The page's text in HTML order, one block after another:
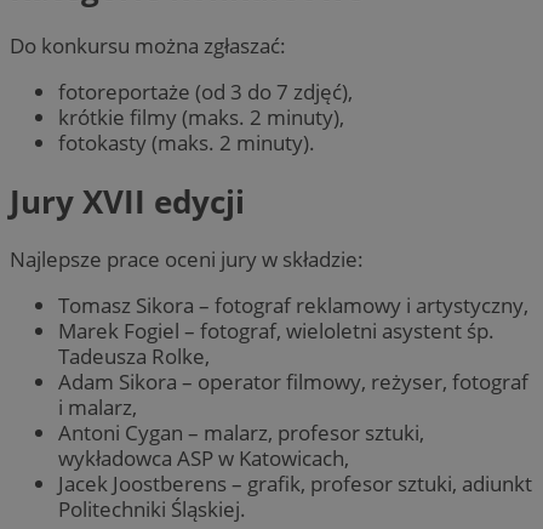
Do konkursu można zgłaszać:
fotoreportaże (od 3 do 7 zdjęć),
krótkie filmy (maks. 2 minuty),
fotokasty (maks. 2 minuty).
Jury XVII edycji
Najlepsze prace oceni jury w składzie:
Tomasz Sikora – fotograf reklamowy i artystyczny,
Marek Fogiel – fotograf, wieloletni asystent śp.
Tadeusza Rolke,
Adam Sikora – operator filmowy, reżyser, fotograf
i malarz,
Antoni Cygan – malarz, profesor sztuki,
wykładowca ASP w Katowicach,
Jacek Joostberens – grafik, profesor sztuki, adiunkt
Politechniki Śląskiej.